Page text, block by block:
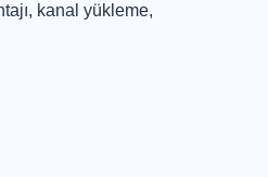
kanal yükleme,